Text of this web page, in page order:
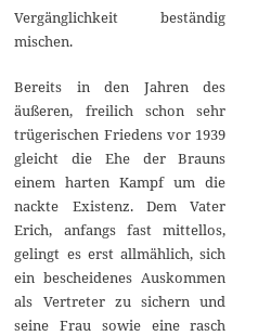
Vergänglichkeit beständig
mischen.
Bereits in den Jahren des
äußeren, freilich schon sehr
trügerischen Friedens vor 1939
gleicht die Ehe der Brauns
einem harten Kampf um die
nackte Existenz. Dem Vater
Erich, anfangs fast mittellos,
gelingt es erst allmählich, sich
ein bescheidenes Auskommen
als Vertreter zu sichern und
seine Frau sowie eine rasch